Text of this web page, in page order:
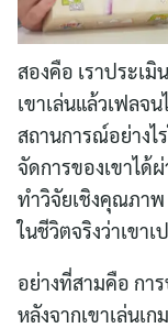
สองคือ เราประเมิ
เขาเล่นแล้วเฟลจ
สถานการณ์อย่างไ
จัดการของเขาได้
ทำวิจัยเชิงคุณภาพ
ในชีวิตจริงว่าเขา
อย่างที่สามคือ กา
หลังจากเขาเล่นเ